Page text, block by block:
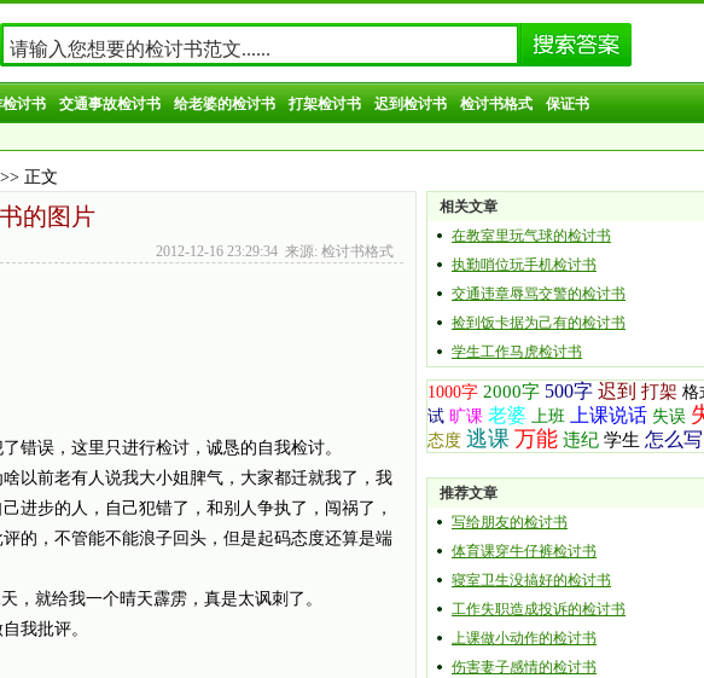
讨书 交通事故检讨书 给老婆的检讨书 打架检讨书 迟到检讨书 检讨书格式 保证书
>> 正文
的图片
2012-12-16 23:29:34 来源: 检讨书格式
错误，这里只进行检讨，诚恳的自我检讨。
以前老有人说我大小姐脾气，大家都迁就我了，我
进步的人，自己犯错了，和别人争执了，闯祸了，
的，不管能不能浪子回头，但是起码态度还算是端
，就给我一个晴天霹雳，真是太讽刺了。
我批评。
相关文章
在教室里玩气球的检讨书
执勤哨位玩手机检讨书
交通违章辱骂交警的检讨书
捡到饭卡据为己有的检讨书
学生工作马虎检讨书
1000字 2000字 500字 迟到 打架 格
试 旷课 老婆 上班 上课说话 失误
态度 逃课 万能 违纪 学生 怎么写
推荐文章
写给朋友的检讨书
体育课穿牛仔裤检讨书
寝室卫生没搞好的检讨书
工作失职造成投诉的检讨书
上课做小动作的检讨书
伤害妻子感情的检讨书